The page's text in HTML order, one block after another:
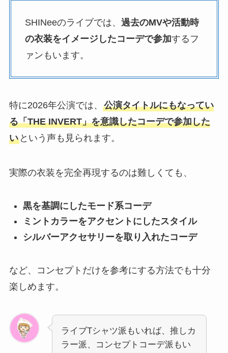
SHINeeのライブでは、 過去のMVや活動時
の衣装をイメージしたコーデで参加するフ
ァンもいます。
特に2026年公演では、 公演タイトルにもなってい
る「THE INVERT」を意識したコーデで参加した
いという声も見られます。
実際の衣装を完全再現するのは難しくても、
黒を基調にしたモード系コーデ
ミントカラーをアクセントにしたスタイル
シルバーアクセサリーを取り入れたコーデ
など、コンセプトだけを参考にする方法でも十分
楽しめます。
ライブTシャツ派もいれば、推しカ
ラー派、コンセプトコーデ派もい